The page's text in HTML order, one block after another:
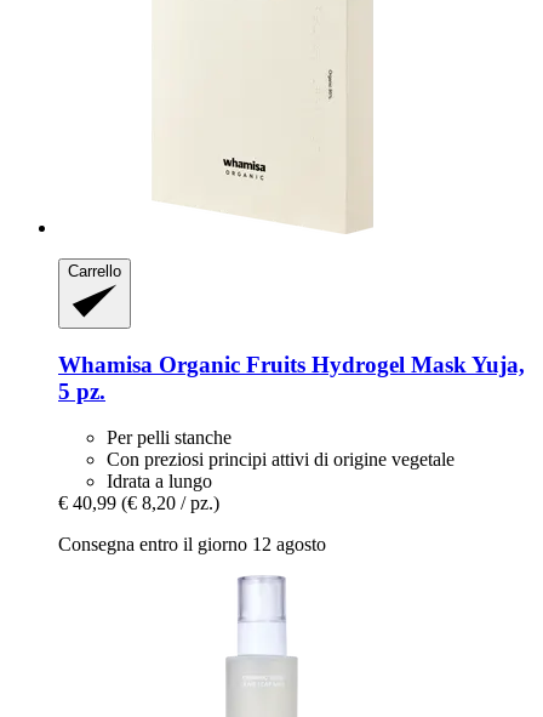
Carrello
Whamisa Organic Fruits Hydrogel Mask Yuja,
5 pz.
Per pelli stanche
Con preziosi principi attivi di origine vegetale
Idrata a lungo
€ 40,99 (€ 8,20 / pz.)
Consegna entro il giorno 12 agosto